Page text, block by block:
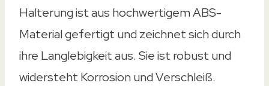
Halterung ist aus hochwertigem ABS-
Material gefertigt und zeichnet sich durch
ihre Langlebigkeit aus. Sie ist robust und
widersteht Korrosion und Verschleiß.